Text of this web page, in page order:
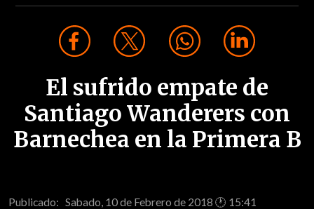
El sufrido empate de
Santiago Wanderers con
Barnechea en la Primera B
Publicado: Sabado, 10 de Febrero de 2018 🕐 15:41